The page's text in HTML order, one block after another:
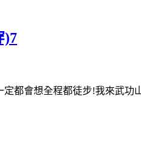
)7
都會想全程都徒步!我來武